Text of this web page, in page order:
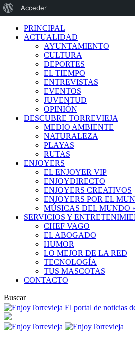
PRINCIPAL
ACTUALIDAD
AYUNTAMIENTO
CULTURA
DEPORTES
EL TIEMPO
ENTREVISTAS
EVENTOS
JUVENTUD
OPINIÓN
DESCUBRE TORREVIEJA
MEDIO AMBIENTE
NATURALEZA
PLAYAS
RUTAS
ENJOYERS
EL ENJOYER VIP
ENJOYDIRECTO
ENJOYERS CREATIVOS
ENJOYERS POR EL
MÚSICAS DEL MUNDO
SERVICIOS Y
CHEF VAGO
EL ABOGADO
HUMOR
LO MEJOR DE LA RED
TECNOLOGÍA
TUS MASCOTAS
CONTACTO
Buscar
El portal de noticias
Acerca
WordPress
Acceder